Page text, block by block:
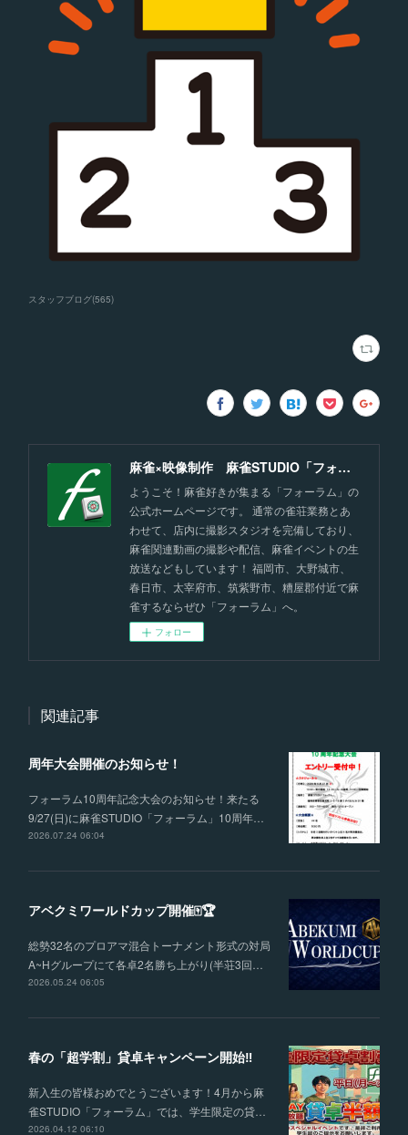
スタッフブログ(565)
麻雀×映像制作 麻雀STUDIO「フォーラム」福岡
ようこそ！麻雀好きが集まる「フォーラム」の
公式ホームページです。 通常の雀荘業務とあ
わせて、店内に撮影スタジオを完備しており、
麻雀関連動画の撮影や配信、麻雀イベントの生
放送などもしています！ 福岡市、大野城市、
春日市、太宰府市、筑紫野市、糟屋郡付近で麻
雀するならぜひ「フォーラム」へ。
フォロー
関連記事
周年大会開催のお知らせ！
フォーラム10周年記念大会のお知らせ！来たる
9/27(日)に麻雀STUDIO「フォーラム」10周年…
2026.07.24 06:04
アベクミワールドカップ開催🀄🏆
総勢32名のプロアマ混合トーナメント形式の対局
A~Hグループにて各卓2名勝ち上がり(半荘3回…
2026.05.24 06:05
春の「超学割」貸卓キャンペーン開始‼
新入生の皆様おめでとうございます！4月から麻
雀STUDIO「フォーラム」では、学生限定の貸…
2026.04.12 06:10